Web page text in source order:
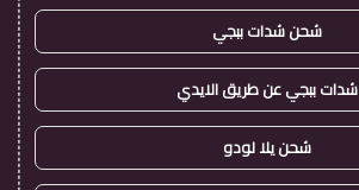
شحن شدات ببجي
شدات ببجي عن طريق الايدي
شحن يلا لودو